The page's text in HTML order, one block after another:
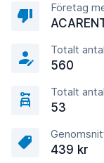
Företag
Totalt
560
Totalt
53
439 kr